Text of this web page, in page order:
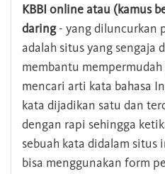
KBBI online atau (kamus
daring- yang diluncurkan
adalah situs yang sengaja
membantu
mencari arti kata bahasa
kata dijadikan satu dan
dengan rapi sehingga
sebuah kata didalam situs
bisa menggunakan form